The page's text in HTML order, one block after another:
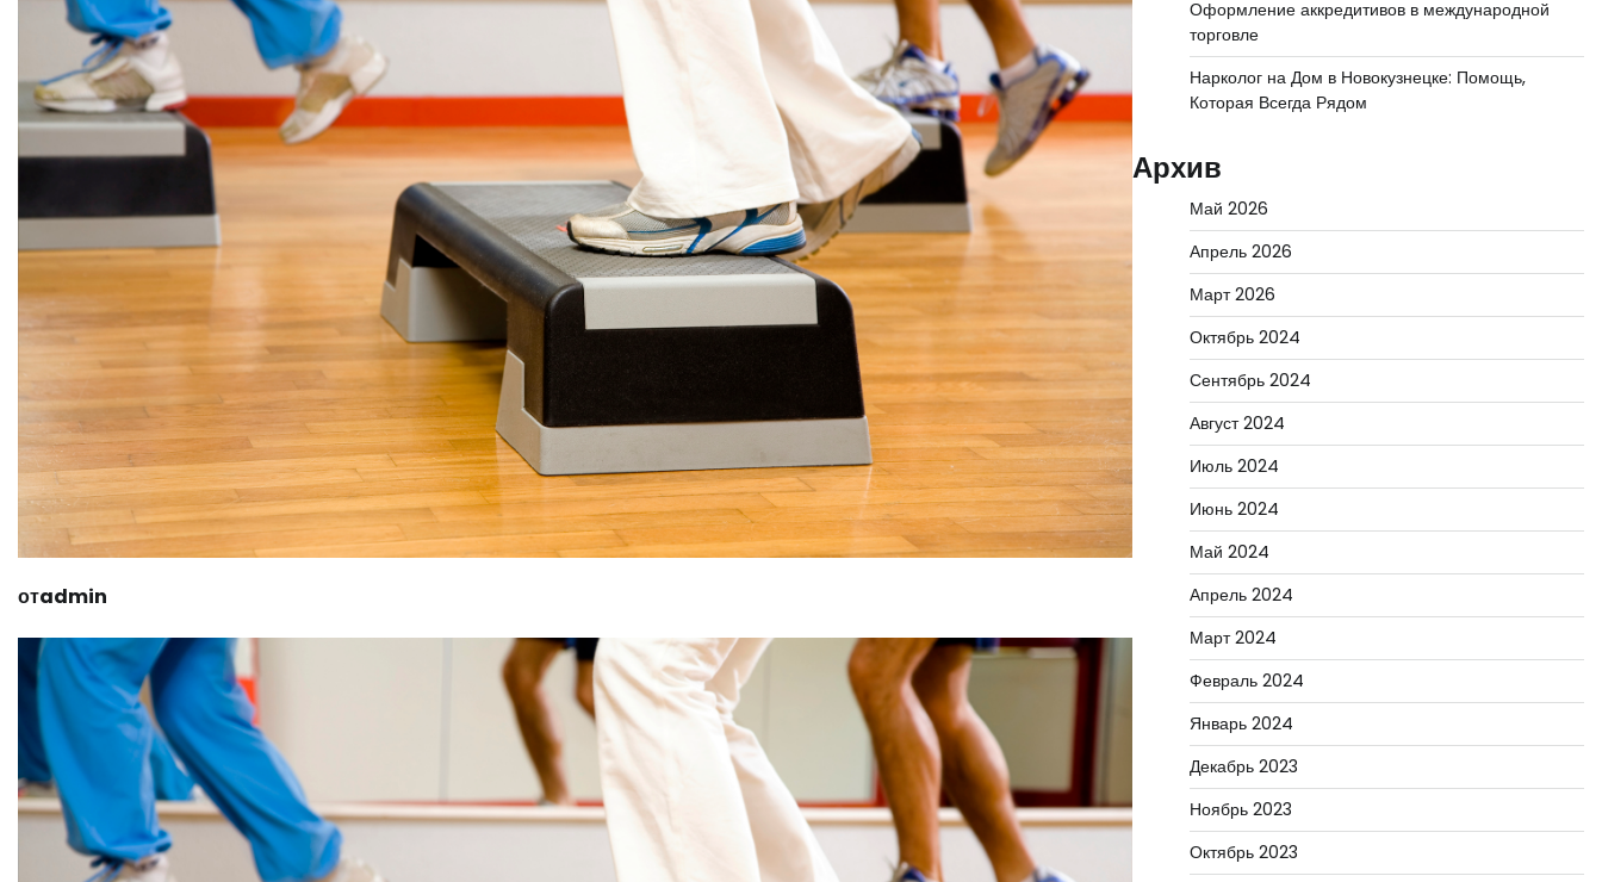
отadmin
Оформление аккредитивов в международной
торговле
Нарколог на Дом в Новокузнецке: Помощь,
Которая Всегда Рядом
Архив
Май 2026
Апрель 2026
Март 2026
Октябрь 2024
Сентябрь 2024
Август 2024
Июль 2024
Июнь 2024
Май 2024
Апрель 2024
Март 2024
Февраль 2024
Январь 2024
Декабрь 2023
Ноябрь 2023
Октябрь 2023